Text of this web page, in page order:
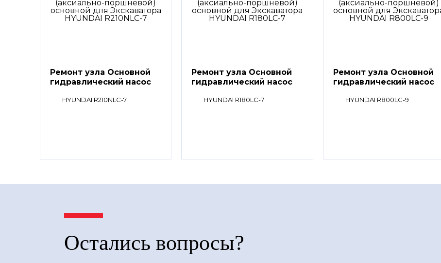
Ремонт узла Основной
гидравлический насос
HYUNDAI R210NLC-7
Ремонт узла Основной
гидравлический насос
HYUNDAI R180LC-7
Ремонт узла Основной
гидравлический насос
HYUNDAI R800LC-9
Остались вопросы?